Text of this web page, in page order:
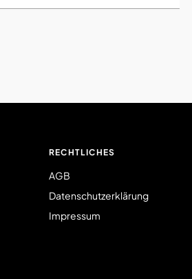
RECHTLICHES
AGB
Datenschutzerklärung
Impressum